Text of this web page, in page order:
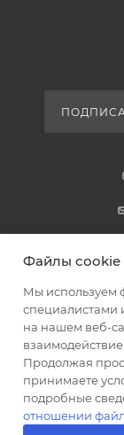
Файлы cookie
Мы используем
специалистами
на нашем веб-
Продолжая
принимаете
подробные
отношении